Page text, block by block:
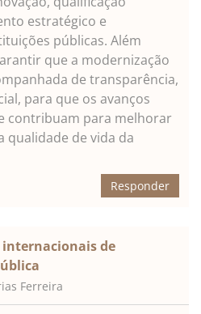
estratégico e
públicas. Além
que a modernização
de transparência,
para que os avanços
contribuam para melhorar
qualidade de vida da
Responder
de
Ferreira